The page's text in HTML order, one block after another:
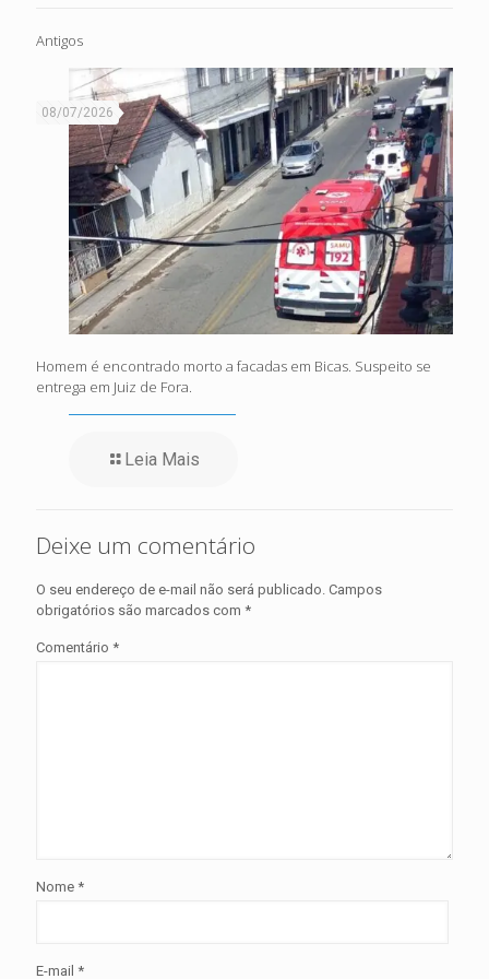
Antigos
08/07/2026
Homem é encontrado morto a facadas em Bicas. Suspeito se
entrega em Juiz de Fora.
Leia Mais
Deixe um comentário
O seu endereço de e-mail não será publicado. Campos
obrigatórios são marcados com *
Comentário *
Nome *
E-mail *